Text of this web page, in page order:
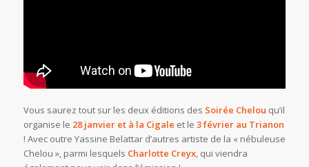
Vous saurez tout sur les deux éditions des Soirée Chelou qu’il
organise le 28 janvier et à la Cigale et le 3 février au Trianon
! Avec outre Yassine Belattar d’autres artiste de la « nébuleuse
Chelou », parmi lesquels Charlotte Creyx, qui viendra